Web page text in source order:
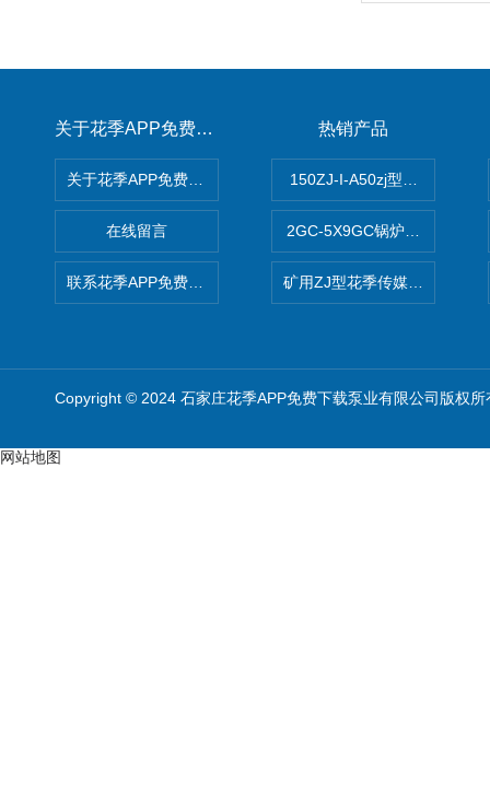
关于花季APP免费下载
在线留言
热销产品
150ZJ-I-A50zj型花季传媒
2GC-5X9GC锅炉给水泵 给水
矿用ZJ型花季传媒APP免费版
Copyright © 2024 石家庄花季APP免费下载泵业有限公司版权所
网站地图